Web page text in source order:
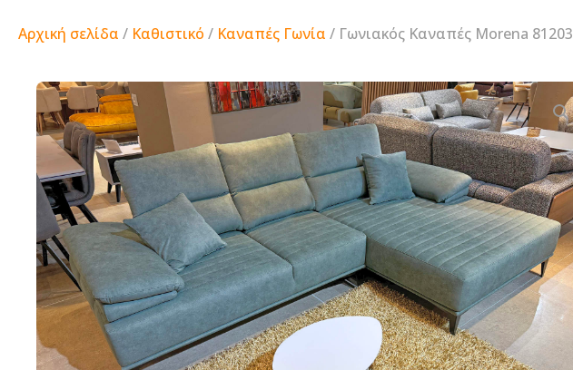
Αρχική σελίδα / Καθιστικό / Καναπές Γωνία / Γωνιακός Καναπές Morena 81203